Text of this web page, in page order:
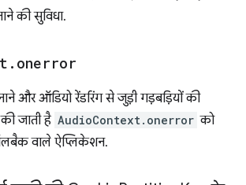
की सुविधा.
. onerror
और ऑडियो रेंडरिंग से जुड़ी गड़बड़ियों की
जाती है AudioContext.onerror को
वाले ऐप्लिकेशन.